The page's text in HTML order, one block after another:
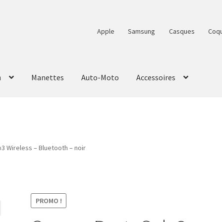
Apple Samsung Casques
Manettes Auto-Moto Accessoires
Wireless – Bluetooth – noir
PROMO !